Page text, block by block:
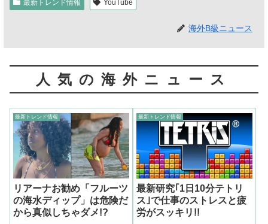
最新トレンド情報 YouTube
海外B級ニュース
人気の海外ニュース
最新トレンド情報
リアーナお勧め「フルーツ
の海水ディップ」は危険だ
から真似しちゃダメ!?
最新トレンド情報
最新研究｢1日10分テトリ
ス｣で仕事のストレスと疲
労がスッキリ!!